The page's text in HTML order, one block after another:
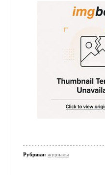
Рубрики: журналы